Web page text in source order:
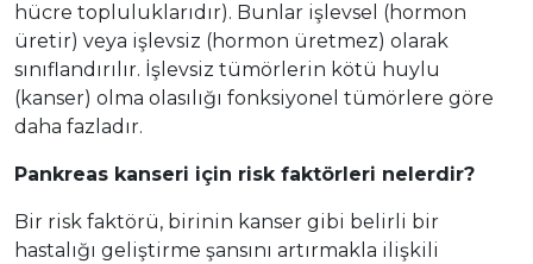
hücre topluluklarıdır). Bunlar işlevsel (hormon
üretir) veya işlevsiz (hormon üretmez) olarak
sınıflandırılır. İşlevsiz tümörlerin kötü huylu
(kanser) olma olasılığı fonksiyonel tümörlere göre
daha fazladır.
Pankreas kanseri için risk faktörleri nelerdir?
Bir risk faktörü, birinin kanser gibi belirli bir
hastalığı geliştirme şansını artırmakla ilişkili